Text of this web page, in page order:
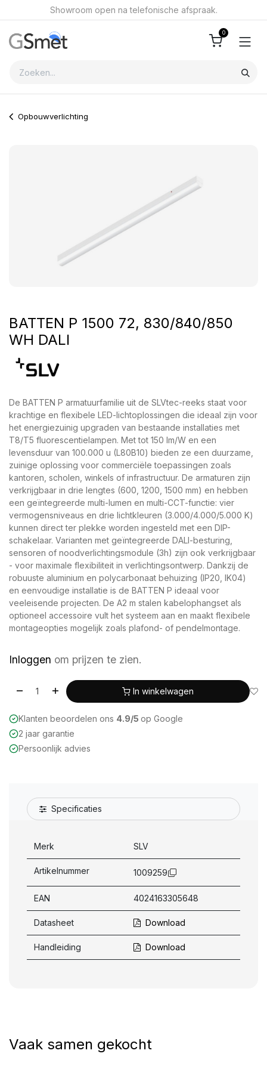
Overslaan naar inhoudShowroom open na telefonische afspraak.
0
Opbouwverlichting
BATTEN P 1500 72, 830/840/850
WH DALI
De BATTEN P armatuurfamilie uit de SLVtec-reeks staat voor
krachtige en flexibele LED-lichtoplossingen die ideaal zijn voor
het energiezuinig upgraden van bestaande installaties met
T8/T5 fluorescentielampen. Met tot 150 lm/W en een
levensduur van 100.000 u (L80B10) bieden ze een duurzame,
zuinige oplossing voor commerciële toepassingen zoals
kantoren, scholen, winkels of infrastructuur. De armaturen zijn
verkrijgbaar in drie lengtes (600, 1200, 1500 mm) en hebben
een geïntegreerde multi-lumen en multi-CCT-functie: vier
vermogensniveaus en drie lichtkleuren (3.000/4.000/5.000 K)
kunnen direct ter plekke worden ingesteld met een DIP-
schakelaar. Varianten met geïntegreerde DALI-besturing,
sensoren of noodverlichtingsmodule (3h) zijn ook verkrijgbaar
- voor maximale flexibiliteit in verlichtingsontwerp. Dankzij de
robuuste aluminium en polycarbonaat behuizing (IP20, IK04)
en eenvoudige installatie is de BATTEN P ideaal voor
veeleisende projecten. De A2 m stalen kabelophangset als
optioneel accessoire vult het systeem aan en maakt flexibele
montageopties mogelijk zoals plafond- of pendelmontage.
Inloggen om prijzen te zien.
In winkelwagen
Klanten beoordelen ons 4.9/5 op Google
2 jaar garantie
Persoonlijk advies
Specificaties
Merk SLV
Artikelnummer 1009259
EAN 4024163305648
Datasheet Download
Handleiding Download
Vaak samen gekocht